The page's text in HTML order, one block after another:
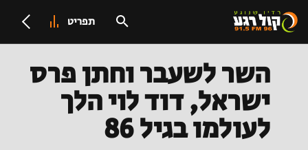
תפריט
השר לשעבר וחתן פרס
ישראל, דוד לוי הלך
לעולמו בגיל 86